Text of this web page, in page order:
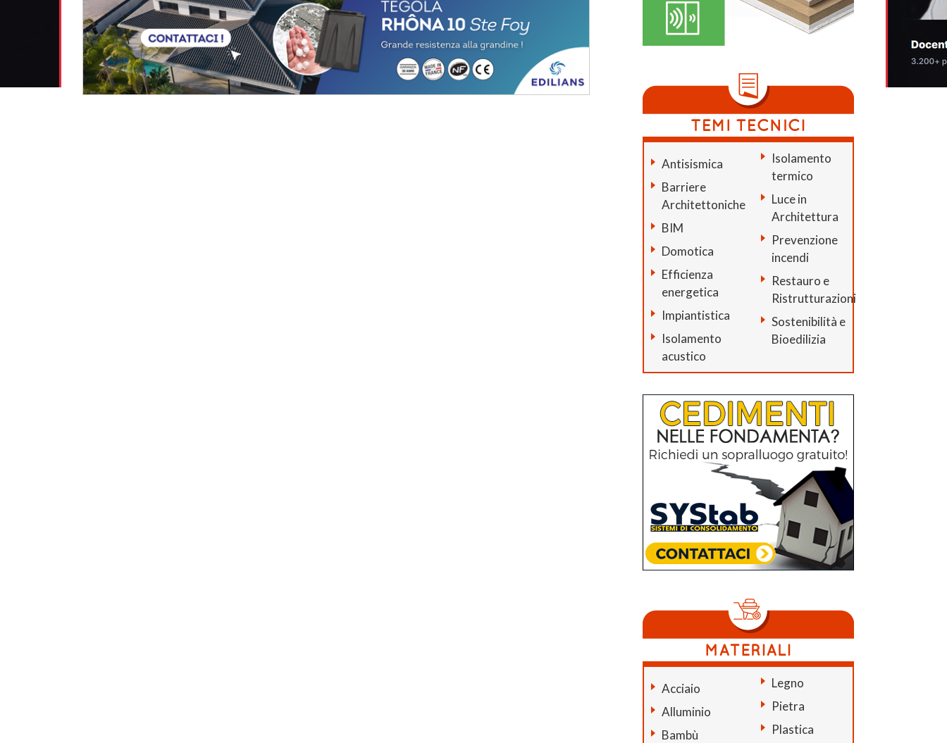
Antisismica
Barriere
Architettoniche
BIM
Domotica
Efficienza
energetica
Impiantistica
Isolamento
acustico
Isolamento
termico
Luce in
Architettura
Prevenzione
incendi
Restauro e
Ristrutturazioni
Sostenibilità e
Bioedilizia
Acciaio
Alluminio
Bambù
Legno
Pietra
Plastica